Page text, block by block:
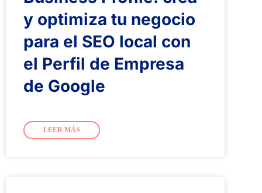
y optimiza tu negocio
para el SEO local con
el Perfil de Empresa
de Google
LEER MÁS